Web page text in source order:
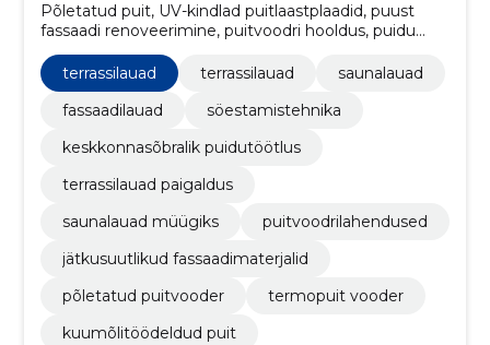
Põletatud puit, UV-kindlad puitlaastplaadid, puust
fassaadi renoveerimine, puitvoodri hooldus, puidu
süttimistehnika, uuringud puidu säilitamise kohta,
ehitusmaterjalid, keskkonnasõbralik töötlus,
terrassilauad, vastupidavad terrassimaterjalid
terrassilauad terrassilauad
saunalauad
fassaadilauad
söestamistehnika
keskkonnasõbralik puidutöötlus
terrassilauad paigaldus
saunalauad müügiks
puitvoodrilahendused
jätkusuutlikud fassaadimaterjalid
põletatud puitvooder
termopuit vooder
kuumõlitöödeldud puit